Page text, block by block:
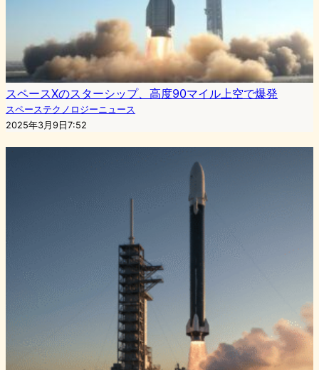
スペースXのスターシップ、高度90マイル上空で爆発
スペーステクノロジーニュース
2025年3月9日7:52